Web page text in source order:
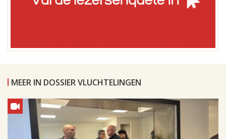
MEER IN DOSSIER VLUCHTELINGEN